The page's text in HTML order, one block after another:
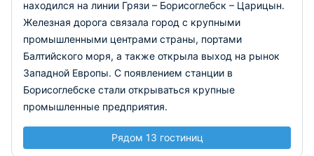
находился на линии Грязи – Борисоглебск – Царицын.
Железная дорога связала город с крупными
промышленными центрами страны, портами
Балтийского моря, а также открыла выход на рынок
Западной Европы. С появлением станции в
Борисоглебске стали открываться крупные
промышленные предприятия.
Рядом 13 гостиниц